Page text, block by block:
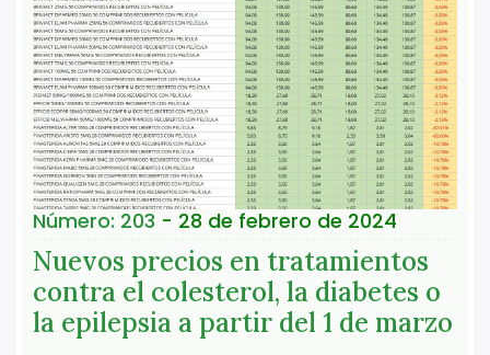
Número: 203 - 28 de febrero de 2024
Nuevos precios en tratamientos
contra el colesterol, la diabetes o
la epilepsia a partir del 1 de marzo